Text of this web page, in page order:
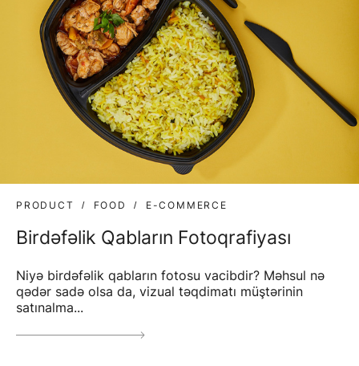
PRODUCT FOOD E-COMMERCE
Birdəfəlik Qabların Fotoqrafiyası
Niyə birdəfəlik qabların fotosu vacibdir? Məhsul nə
qədər sadə olsa da, vizual təqdimatı müştərinin
satınalma...